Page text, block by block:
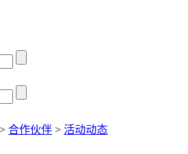
> 合作伙伴 > 活动动态